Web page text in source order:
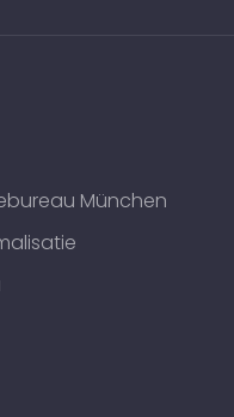
München